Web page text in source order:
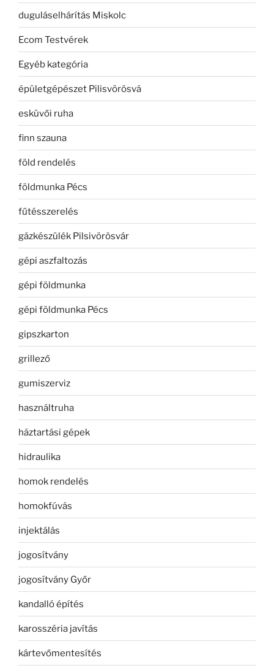
duguláselhárítás Miskolc
Ecom Testvérek
Egyéb kategória
épületgépészet Pilisvörösvá
esküvői ruha
finn szauna
föld rendelés
földmunka Pécs
fűtésszerelés
gázkészülék Pilsivörösvár
gépi aszfaltozás
gépi földmunka
gépi földmunka Pécs
gipszkarton
grillező
gumiszerviz
használtruha
háztartási gépek
hidraulika
homok rendelés
homokfúvás
injektálás
jogosítvány
jogosítvány Győr
kandalló építés
karosszéria javítás
kártevőmentesítés